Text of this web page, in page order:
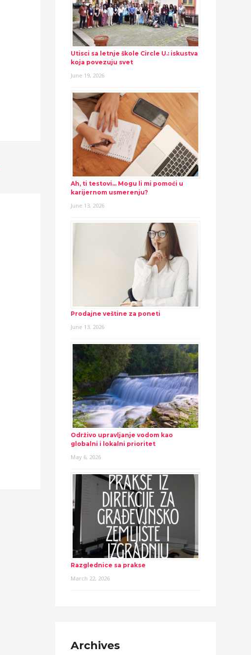
Utisci sa letnje škole Circle U.: iskustva
koja povezuju svet
June 19, 2026
Ah, ti testovi… Mogu li mi pomoći u
karijernom usmerenju?
June 13, 2026
Prodajne veštine za poneti
June 13, 2026
Održivo upravljanje vodom kao
globalni i lokalni prioritet
May 6, 2026
Razglednice sa prakse
March 22, 2026
Archives